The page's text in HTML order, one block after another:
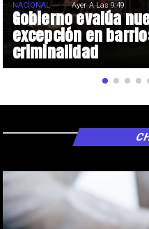
Gobierno evalúa
excepción en
criminalidad
NACIONAL Ayer A Las 9:49